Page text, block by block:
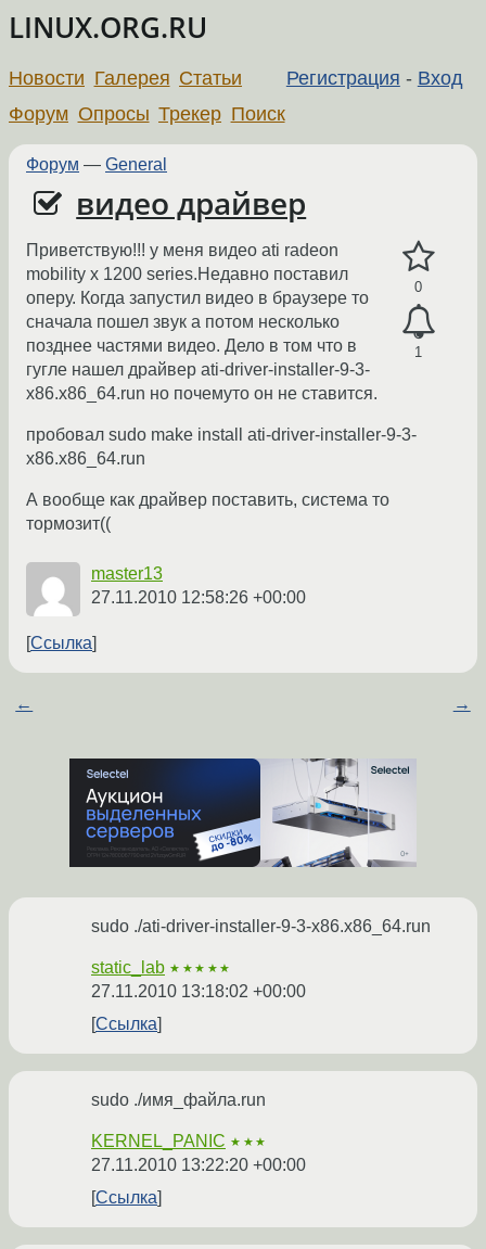
LINUX.ORG.RU
Регистрация - Вход
Новости Галерея Статьи
Форум Опросы Трекер Поиск
Форум — General
видео драйвер
0
1
Приветствую!!! у меня видео ati radeon
mobility x 1200 series.Недавно поставил
оперу. Когда запустил видео в браузере то
сначала пошел звук а потом несколько
позднее частями видео. Дело в том что в
гугле нашел драйвер ati-driver-installer-9-3-
x86.x86_64.run но почемуто он не ставится.
пробовал sudo make install ati-driver-installer-9-3-
x86.x86_64.run
А вообще как драйвер поставить, система то
тормозит((
master13
27.11.2010 12:58:26 +00:00
Ссылка
← →
sudo ./ati-driver-installer-9-3-x86.x86_64.run
static_lab ★★★★★
27.11.2010 13:18:02 +00:00
Ссылка
sudo ./имя_файла.run
KERNEL_PANIC ★★★
27.11.2010 13:22:20 +00:00
Ссылка